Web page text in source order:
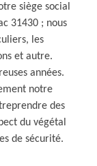
siège social
31430 ; nous
les
et autre.
années.
notre
des
du végétal
de sécurité.